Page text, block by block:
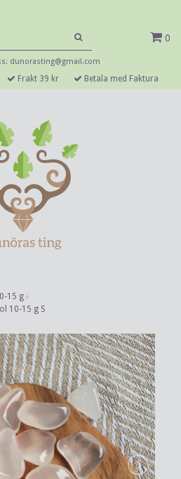
0
dunorasting@gmail.com
Frakt 39 kr Betala med Faktura
15 g ›
10-15 g S